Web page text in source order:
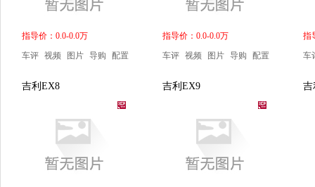
指导价：0.0-0.0万
车评 视频 图片 导购 配置
指导价：0.0-0.0万
车评 视频 图片 导购 配置
指
车
吉利EX8 吉利EX9 吉